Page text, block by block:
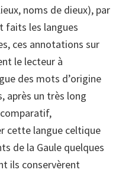
noms de dieux), par
faits les langues
ces annotations sur
le lecteur à
des mots d’origine
après un très long
cette langue celtique
de la Gaule quelques
ils conservèrent